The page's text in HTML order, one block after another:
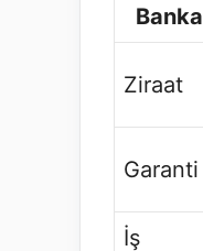
Banka
Ziraat
Garanti
İş